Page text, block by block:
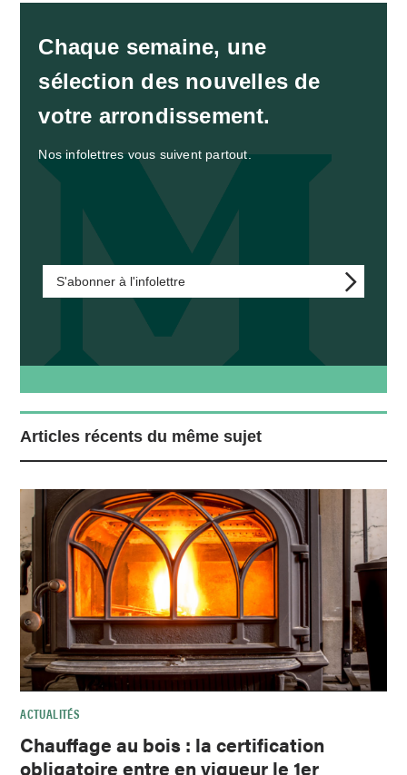
Chaque semaine, une
sélection des nouvelles de
votre arrondissement.
Nos infolettres vous suivent partout.
S'abonner à l'infolettre
Articles récents du même sujet
ACTUALITÉS
Chauffage au bois : la certification
obligatoire entre en vigueur le 1er